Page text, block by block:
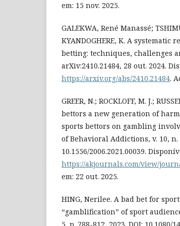
em: 15 nov. 2025.
GALEKWA, René Manassé;
KYANDOGHERE, K. A
betting: techniques, challenges
arXiv:2410.21484, 28 out. 2024.
https://arxiv.org/abs/2410.21484.
GREER, N.; ROCKLOFF, M. J.;
bettors a new generation of
sports bettors on gambling
of Behavioral Addictions, v. 10, n.
10.1556/2006.2021.00039.
https://akjournals.com/view/
em: 22 out. 2025.
HING, Nerilee. A bad bet for
“gamblification” of sport